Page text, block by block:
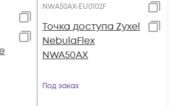
NWA50AX-EU0102F
Точка доступа Zyxel
NebulaFlex
NWA50AX
Под заказ